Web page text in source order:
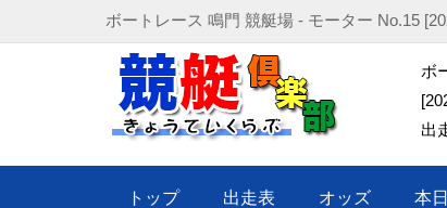
ボートレース 鳴門 競艇場 - モーター No.15
ボ
出
トップ 出走表 オッズ 本